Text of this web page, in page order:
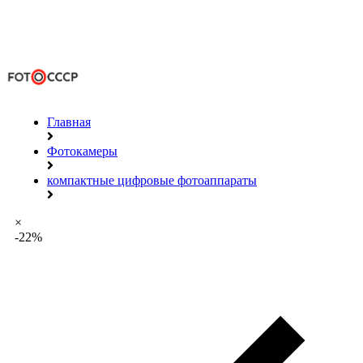
Главная
Фотокамеры
компактные цифровые фотоаппараты
×
-22%